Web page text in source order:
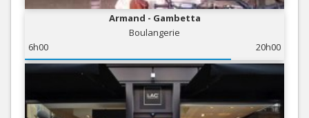
Armand - Gambetta
Boulangerie
6h00
20h00